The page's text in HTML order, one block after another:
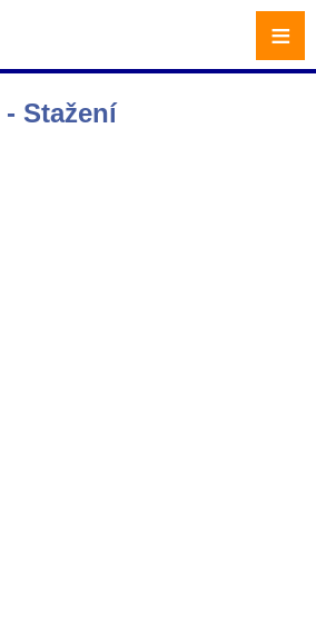
- Stažení
≡